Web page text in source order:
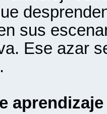
sus
Ese azar